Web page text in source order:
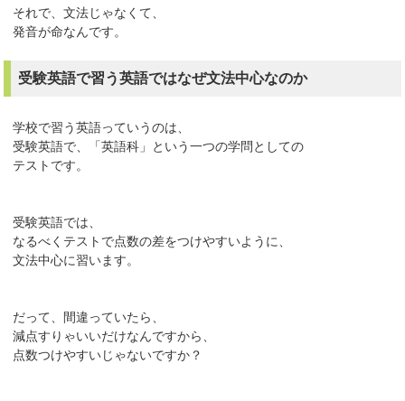
それで、文法じゃなくて、
発音が命なんです。
受験英語で習う英語ではなぜ文法中心なのか
学校で習う英語っていうのは、
受験英語で、「英語科」という一つの学問としての
テストです。
受験英語では、
なるべくテストで点数の差をつけやすいように、
文法中心に習います。
だって、間違っていたら、
減点すりゃいいだけなんですから、
点数つけやすいじゃないですか？